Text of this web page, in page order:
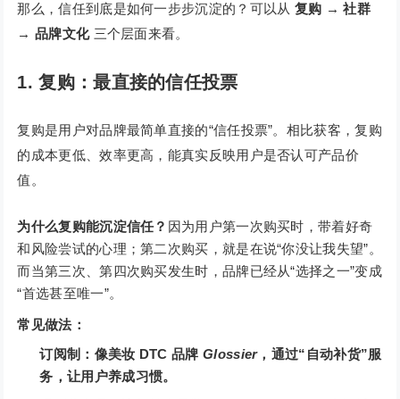
那么，信任到底是如何一步步沉淀的？可以从 复购 → 社群
→ 品牌文化三个层面来看。
1. 复购：最直接的信任投票
复购是用户对品牌最简单直接的“信任投票”。相比获客，复购
的成本更低、效率更高，能真实反映用户是否认可产品价
值。
为什么复购能沉淀信任？ 因为用户第一次购买时，带着好奇
和风险尝试的心理；第二次购买，就是在说“你没让我失望”。
而当第三次、第四次购买发生时，品牌已经从“选择之一”变成
“首选甚至唯一”。
常见做法：
订阅制：像美妆 DTC 品牌 Glossier，通过“自动补货”服
务，让用户养成习惯。